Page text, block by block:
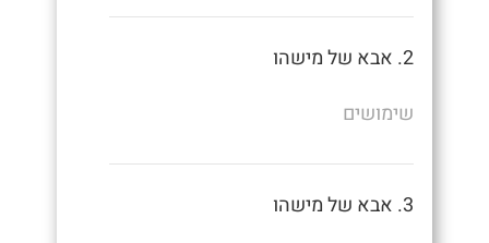
2. אבא של מישהו
שימושים
3. אבא של מישהו